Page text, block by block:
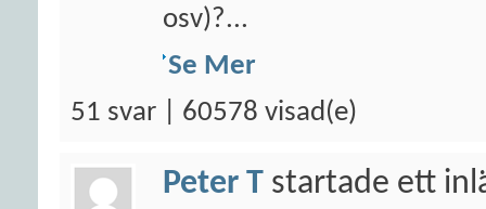
osv)?...
Se Mer
51 svar | 60578 visad(e)
Peter T startade ett